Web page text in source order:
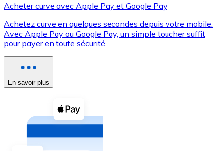
XRP
XRP
Voir toutes
Coupons crypto
Achetez des cryptomonnaies en espèces et d'autres
Acheter avec espèces
Acheter curve avec Apple Pay et Google Pay
Achetez curve en quelques secondes depuis votre mobile.
Avec Apple Pay ou Google Pay, un simple toucher suffit
pour payer en toute sécurité.
En savoir plus